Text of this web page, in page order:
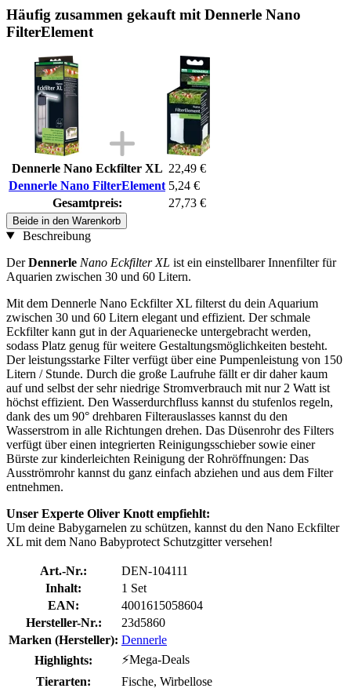
Häufig zusammen gekauft mit Dennerle Nano
FilterElement
Dennerle Nano Eckfilter XL 22,49 €
Dennerle Nano FilterElement 5,24 €
Gesamtpreis:
27,73 €
Beide in den Warenkorb
Beschreibung
DerDennerle Nano Eckfilter XL ist ein einstellbarer Innenfilter für
Aquarien zwischen 30 und 60 Litern.
Mit dem Dennerle Nano Eckfilter XL filterst du dein Aquarium
zwischen 30 und 60 Litern elegant und effizient. Der schmale
Eckfilter kann gut in der Aquarienecke untergebracht werden,
sodass Platz genug für weitere Gestaltungsmöglichkeiten besteht.
Der leistungsstarke Filter verfügt über eine Pumpenleistung von 150
Litern / Stunde. Durch die große Laufruhe fällt er dir daher kaum
auf und selbst der sehr niedrige Stromverbrauch mit nur 2 Watt ist
höchst effizient. Den Wasserdurchfluss kannst du stufenlos regeln,
dank des um 90° drehbaren Filterauslasses kannst du den
Wasserstrom in alle Richtungen drehen. Das Düsenrohr des Filters
verfügt über einen integrierten Reinigungsschieber sowie einer
Bürste zur kinderleichten Reinigung der Rohröffnungen: Das
Ausströmrohr kannst du ganz einfach abziehen und aus dem Filter
entnehmen.
Unser Experte Oliver Knott empfiehlt:
Um deine Babygarnelen zu schützen, kannst du den Nano Eckfilter
XL mit dem Nano Babyprotect Schutzgitter versehen!
Art.-Nr.:
DEN-104111
Inhalt:
1 Set
EAN:
4001615058604
Hersteller-Nr.:
23d5860
Marken (Hersteller): Dennerle
Highlights:
⚡Mega-Deals
Tierarten:
Fische, Wirbellose